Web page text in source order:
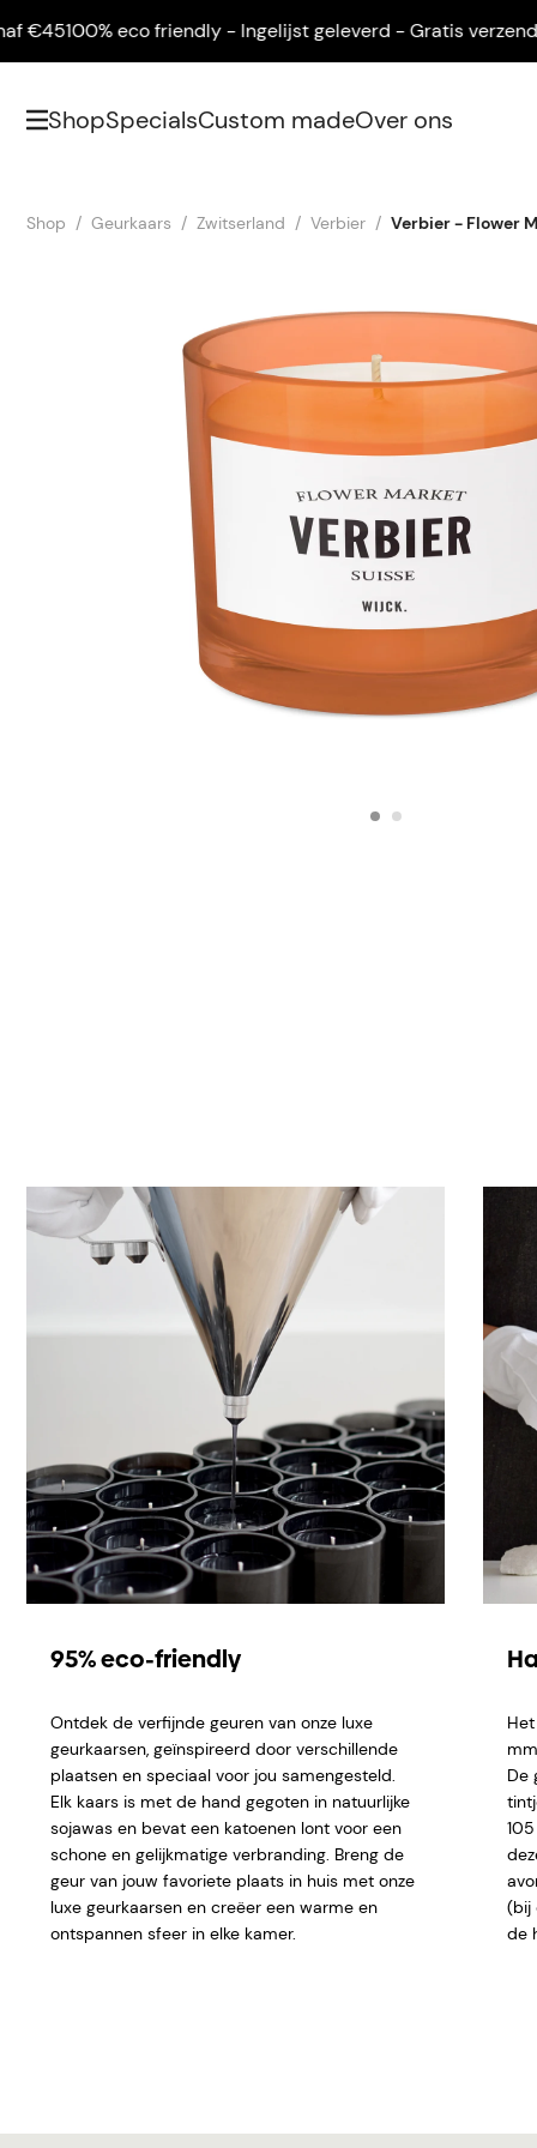
100% eco friendly - Ingelijst geleverd - Gratis verzending
ShopSpecialsCustom madeOver ons
Shop Geurkaars Zwitserland Verbier Verbier - Flower
95% eco-friendly
Ontdek de verfijnde geuren van onze luxe
geurkaarsen, geïnspireerd door verschillende
plaatsen en speciaal voor jou samengesteld.
Elk kaars is met de hand gegoten in natuurlijke
sojawas en bevat een katoenen lont voor een
schone en gelijkmatige verbranding. Breng de
geur van jouw favoriete plaats in huis met onze
luxe geurkaarsen en creëer een warme en
ontspannen sfeer in elke kamer.
De
(bij
de